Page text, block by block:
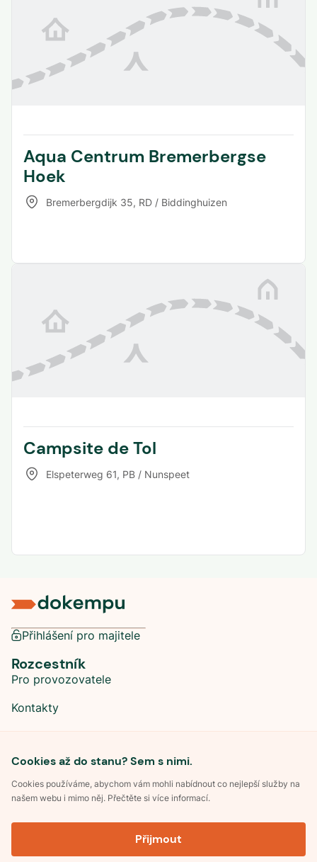
Aqua Centrum Bremerbergse
Hoek
Bremerbergdijk 35, RD / Biddinghuizen
Campsite de Tol
Elspeterweg 61, PB / Nunspeet
Cookies až do stanu? Sem s nimi.
Cookies používáme, abychom vám mohli nabídnout co nejlepší služby na
našem webu i mimo něj. Přečtěte si více informací.
Přijmout
Přihlášení pro majitele
Rozcestník
Pro provozovatele
Kontakty